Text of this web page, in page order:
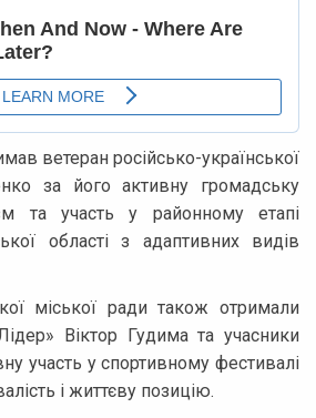
ветеран російсько-української
за його активну громадську
та участь у районному етапі
області з адаптивних видів
міської ради також отримали
Віктор Гудима та учасники
участь у спортивному фестивалі
і життєву позицію.